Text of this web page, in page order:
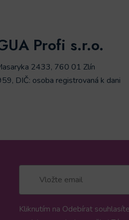
Profi s.r.o.
2433, 760 01 Zlín
DIČ: osoba registrovaná k dani
Kliknutím na Odebírat